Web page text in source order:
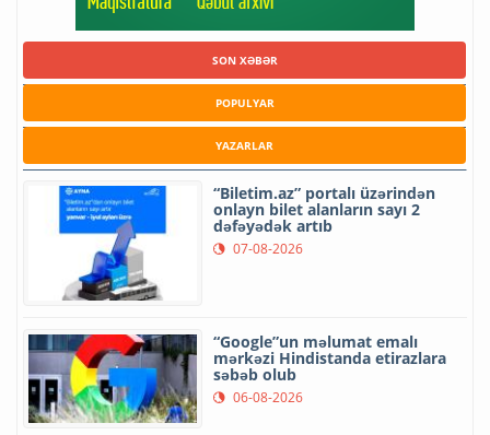
SON XƏBƏR
POPULYAR
YAZARLAR
“Biletim.az” portalı üzərindən
onlayn bilet alanların sayı 2
dəfəyədək artıb
07-08-2026
“Google”un məlumat emalı
mərkəzi Hindistanda etirazlara
səbəb olub
06-08-2026